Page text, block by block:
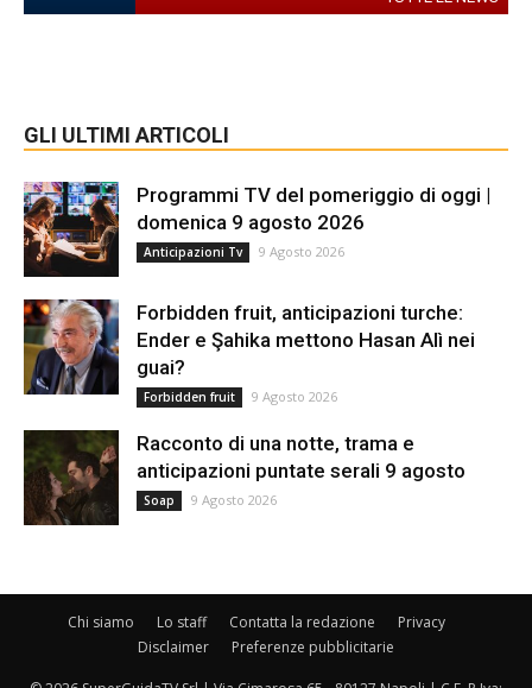
GLI ULTIMI ARTICOLI
Programmi TV del pomeriggio di oggi |
domenica 9 agosto 2026
Anticipazioni Tv 9 Agosto 2026
Forbidden fruit, anticipazioni turche:
Ender e Şahika mettono Hasan Alì nei
guai?
Forbidden fruit 9 Agosto 2026
Racconto di una notte, trama e
anticipazioni puntate serali 9 agosto
Soap 9 Agosto 2026
Chi siamo Lo staff Contatta la redazione
Privacy
Disclaimer
Preferenze pubblicitarie